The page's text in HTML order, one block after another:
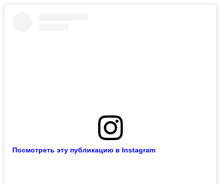
Посмотреть эту публикацию в Instagram